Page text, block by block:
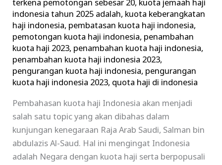
terkena pemotongan sebesar 20, kuota jemaah haji
indonesia tahun 2025 adalah, kuota keberangkatan
haji indonesia, pembatasan kuota haji indonesia,
pemotongan kuota haji indonesia, penambahan
kuota haji 2023, penambahan kuota haji indonesia,
penambahan kuota haji indonesia 2023,
pengurangan kuota haji indonesia, pengurangan
kuota haji indonesia 2023, quota haji di indonesia
Pembahasan kuota haji Indonesia akan menjadi
salah satu topic yang akan dibahas dalam
kunjungan kenegaraan Raja Arab Saudi, Salman bin
abdulazis Al-Saud. Hal ini mengingat Indonesia
adalah Negara dengan kuota haji serta berpopusali